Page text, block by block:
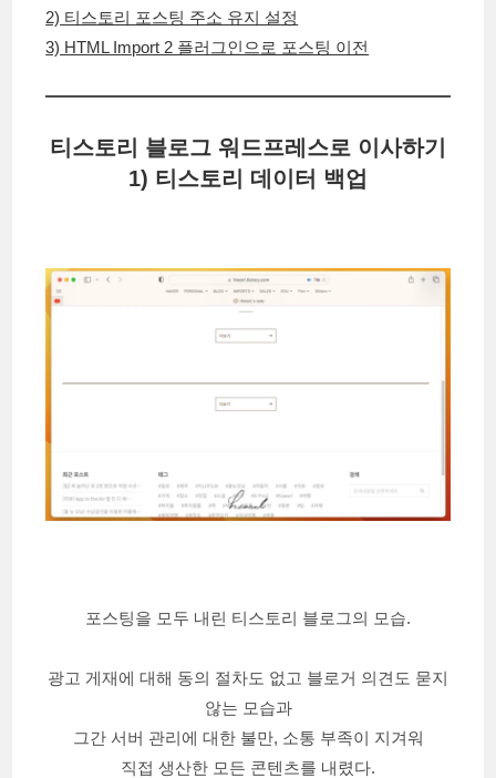
2) 티스토리 포스팅 주소 유지 설정
3) HTML Import 2 플러그인으로 포스팅 이전
티스토리 블로그 워드프레스로 이사하기
1) 티스토리 데이터 백업
포스팅을 모두 내린 티스토리 블로그의 모습.
광고 게재에 대해 동의 절차도 없고 블로거 의견도 묻지
않는 모습과
그간 서버 관리에 대한 불만, 소통 부족이 지겨워
직접 생산한 모든 콘텐츠를 내렸다.